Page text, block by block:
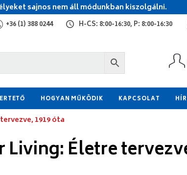
sajnos nem áll módunkban kiszolgálni.
+36 (1) 388 0244 H-CS: 8:00-16:30, P: 8:00-16:30
HOGYAN MŰKÖDIK KAPCSOLAT
1919 óta
Életre